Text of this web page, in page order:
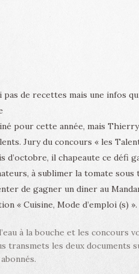
de recettes mais une infos
pour cette année, mais
Jury du concours « les
d’octobre, il chapeaute ce défi
à sublimer la tomate
de gagner un diner au
« Cuisine, Mode d’emploi (s) ».
à la bouche et les concours
transmets les deux documents